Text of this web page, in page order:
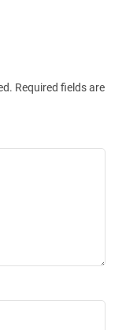
Required fields are